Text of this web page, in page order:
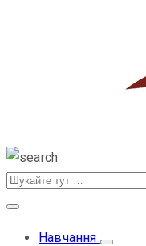
Навчання